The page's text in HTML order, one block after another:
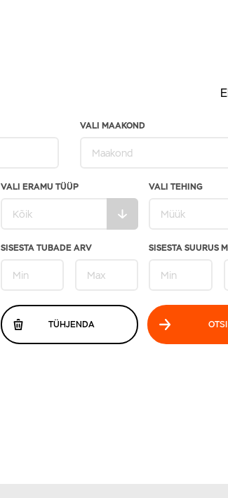
VALI MAAKOND
VALI ERAMU TÜÜP VALI TEHING
SISESTA TUBADE ARV SISESTA SUURUS
TÜHJENDA OTSI